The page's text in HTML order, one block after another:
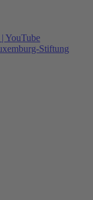
YouTube
Stiftung